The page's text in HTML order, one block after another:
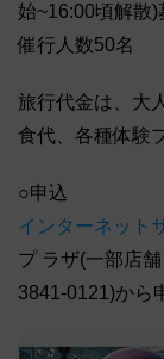
始~16:00頃解散
催行人数50名
旅行代金は、大
食代、各種体験
○申込
インターネット
プ ラザ(一部店
3841-0121)から